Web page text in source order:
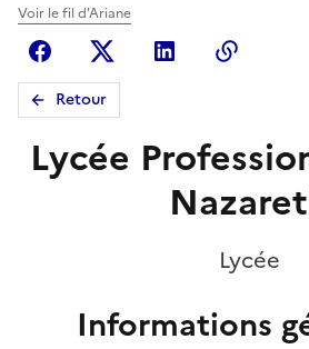
Voir le fil d'Ariane
FacebookX (anciennement
Linkedin
Retour
Lycée
Lycée
Informations